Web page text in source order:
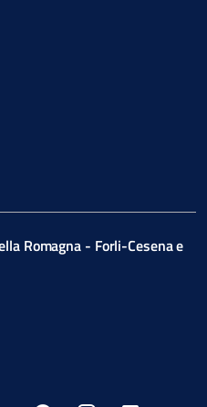
Romagna - Forli-Cesena e